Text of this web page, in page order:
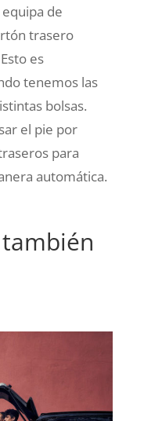
equipa de
trasero
es
tenemos las
bolsas.
el pie por
para
automática.